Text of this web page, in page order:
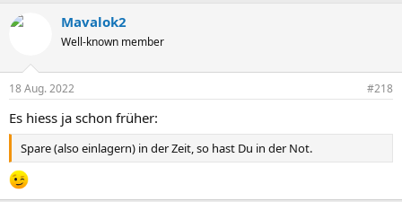
k
e
:
Mavalok2
Well-known member
18 Aug. 2022 #218
Es hiess ja schon früher:
Spare (also einlagern) in der Zeit, so hast Du in der Not.